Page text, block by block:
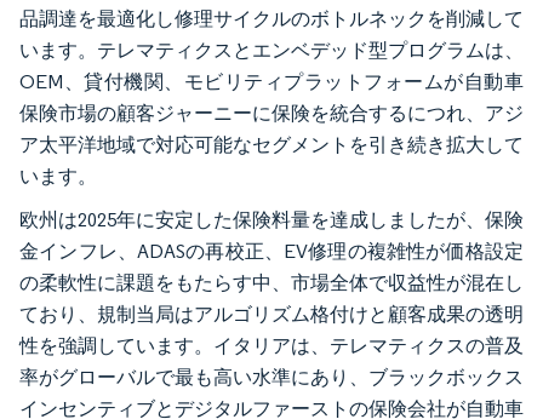
品調達を最適化し修理サイクルのボトルネックを削減して
います。テレマティクスとエンベデッド型プログラムは、
OEM、貸付機関、モビリティプラットフォームが自動車
保険市場の顧客ジャーニーに保険を統合するにつれ、アジ
ア太平洋地域で対応可能なセグメントを引き続き拡大して
います。
欧州は2025年に安定した保険料量を達成しましたが、保険
金インフレ、ADASの再校正、EV修理の複雑性が価格設定
の柔軟性に課題をもたらす中、市場全体で収益性が混在し
ており、規制当局はアルゴリズム格付けと顧客成果の透明
性を強調しています。イタリアは、テレマティクスの普及
率がグローバルで最も高い水準にあり、ブラックボックス
インセンティブとデジタルファーストの保険会社が自動車